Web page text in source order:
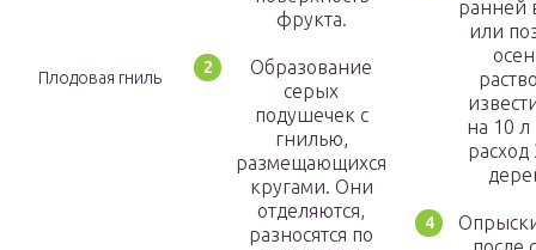
Плодовая гниль
фрукта.
Образование
серых
подушечек с
гнилью,
размещающихся
кругами. Они
отделяются,
разносятся по
ранней
или
на 10
расход